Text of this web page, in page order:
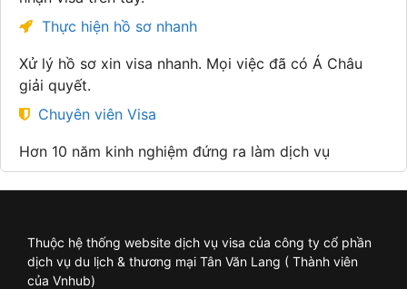
Thực hiện hồ sơ nhanh
Xử lý hồ sơ xin visa nhanh. Mọi việc đã có Á Châu
giải quyết.
Chuyên viên Visa
Hơn 10 năm kinh nghiệm đứng ra làm dịch vụ
Thuộc hệ thống website dịch vụ visa của công ty cổ phần
dịch vụ du lịch & thương mại Tân Văn Lang ( Thành viên
của Vnhub)